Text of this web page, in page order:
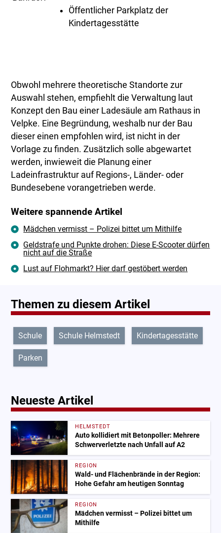
Öffentlicher Parkplatz der
Kindertagesstätte
Obwohl mehrere theoretische Standorte zur
Auswahl stehen, empfiehlt die Verwaltung laut
Konzept den Bau einer Ladesäule am Rathaus in
Velpke. Eine Begründung, weshalb nur der Bau
dieser einen empfohlen wird, ist nicht in der
Vorlage zu finden. Zusätzlich solle abgewartet
werden, inwieweit die Planung einer
Ladeinfrastruktur auf Regions-, Länder- oder
Bundesebene vorangetrieben werde.
Weitere spannende Artikel
Mädchen vermisst – Polizei bittet um Mithilfe
Geldstrafe und Punkte drohen: Diese E-Scooter dürfen
nicht auf die Straße
Lust auf Flohmarkt? Hier darf gestöbert werden
Themen zu diesem Artikel
Schule Schule Helmstedt Kindertagesstätte
Parken
Neueste Artikel
HELMSTEDT
Auto kollidiert mit Betonpoller: Mehrere
Schwerverletzte nach Unfall auf A2
REGION
Wald- und Flächenbrände in der Region:
Hohe Gefahr am heutigen Sonntag
REGION
Mädchen vermisst – Polizei bittet um
Mithilfe